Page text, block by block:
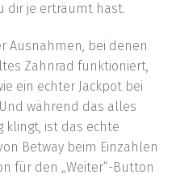
dir je erträumt hast.
Ausnahmen, bei denen
Zahnrad funktioniert,
ein echter Jackpot bei
während das alles
klingt, ist das echte
Betway beim Einzahlen
für den „Weiter“-Button